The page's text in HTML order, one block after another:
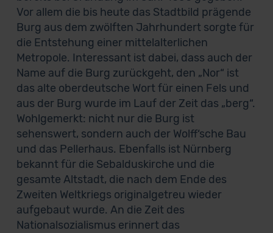
Vor allem die bis heute das Stadtbild prägende
Burg aus dem zwölften Jahrhundert sorgte für
die Entstehung einer mittelalterlichen
Metropole. Interessant ist dabei, dass auch der
Name auf die Burg zurückgeht, den „Nor“ ist
das alte oberdeutsche Wort für einen Fels und
aus der Burg wurde im Lauf der Zeit das „berg“.
Wohlgemerkt: nicht nur die Burg ist
sehenswert, sondern auch der Wolff‘sche Bau
und das Pellerhaus. Ebenfalls ist Nürnberg
bekannt für die Sebalduskirche und die
gesamte Altstadt, die nach dem Ende des
Zweiten Weltkriegs originalgetreu wieder
aufgebaut wurde. An die Zeit des
Nationalsozialismus erinnert das